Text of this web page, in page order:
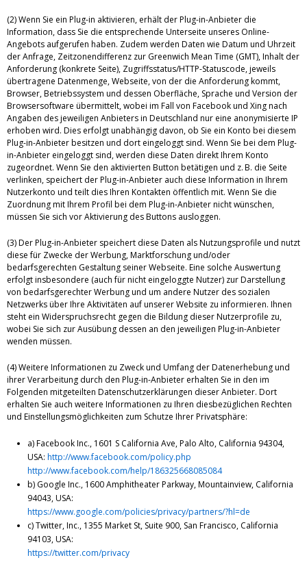
(2) Wenn Sie ein Plug-in aktivieren, erhält der Plug-in-Anbieter die
Information, dass Sie die entsprechende Unterseite unseres Online-
Angebots aufgerufen haben. Zudem werden Daten wie Datum und Uhrzeit
der Anfrage, Zeitzonendifferenz zur Greenwich Mean Time (GMT), Inhalt der
Anforderung (konkrete Seite), Zugriffsstatus/HTTP-Statuscode, jeweils
übertragene Datenmenge, Webseite, von der die Anforderung kommt,
Browser, Betriebssystem und dessen Oberfläche, Sprache und Version der
Browsersoftware übermittelt, wobei im Fall von Facebook und Xing nach
Angaben des jeweiligen Anbieters in Deutschland nur eine anonymisierte IP
erhoben wird. Dies erfolgt unabhängig davon, ob Sie ein Konto bei diesem
Plug-in-Anbieter besitzen und dort eingeloggt sind. Wenn Sie bei dem Plug-
in-Anbieter eingeloggt sind, werden diese Daten direkt Ihrem Konto
zugeordnet. Wenn Sie den aktivierten Button betätigen und z. B. die Seite
verlinken, speichert der Plug-in-Anbieter auch diese Information in Ihrem
Nutzerkonto und teilt dies Ihren Kontakten öffentlich mit. Wenn Sie die
Zuordnung mit Ihrem Profil bei dem Plug-in-Anbieter nicht wünschen,
müssen Sie sich vor Aktivierung des Buttons ausloggen.
(3) Der Plug-in-Anbieter speichert diese Daten als Nutzungsprofile und nutzt
diese für Zwecke der Werbung, Marktforschung und/oder
bedarfsgerechten Gestaltung seiner Webseite. Eine solche Auswertung
erfolgt insbesondere (auch für nicht eingeloggte Nutzer) zur Darstellung
von bedarfsgerechter Werbung und um andere Nutzer des sozialen
Netzwerks über Ihre Aktivitäten auf unserer Website zu informieren. Ihnen
steht ein Widerspruchsrecht gegen die Bildung dieser Nutzerprofile zu,
wobei Sie sich zur Ausübung dessen an den jeweiligen Plug-in-Anbieter
wenden müssen.
(4) Weitere Informationen zu Zweck und Umfang der Datenerhebung und
ihrer Verarbeitung durch den Plug-in-Anbieter erhalten Sie in den im
Folgenden mitgeteilten Datenschutzerklärungen dieser Anbieter. Dort
erhalten Sie auch weitere Informationen zu Ihren diesbezüglichen Rechten
und Einstellungsmöglichkeiten zum Schutze Ihrer Privatsphäre:
a) Facebook Inc., 1601 S California Ave, Palo Alto, California 94304,
USA: http://www.facebook.com/policy.php
http://www.facebook.com/help/186325668085084
b) Google Inc., 1600 Amphitheater Parkway, Mountainview, California
94043, USA:
https://www.google.com/policies/privacy/partners/?hl=de
c) Twitter, Inc., 1355 Market St, Suite 900, San Francisco, California
94103, USA:
https://twitter.com/privacy